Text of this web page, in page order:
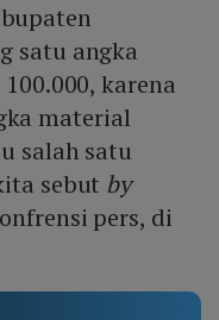
satu angka
karena
material
salah satu
sebut by
pers, di